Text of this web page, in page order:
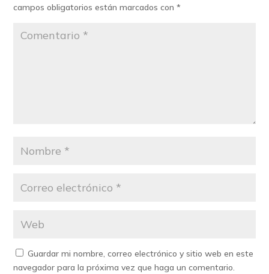
campos obligatorios están marcados con*
Guardar mi nombre, correo electrónico y sitio web en este
navegador para la próxima vez que haga un comentario.